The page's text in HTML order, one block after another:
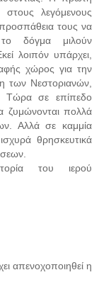
λεγόμενους
τους να
δόγμα μιλούν
λοιπόν υπάρχει,
χώρος για την
των Νεστοριανών,
Τώρα σε επίπεδο
ζυμώνονται πολλά
Αλλά σε καμμία
θρησκευτικά
του ιερού
απενοχοποιηθεί η